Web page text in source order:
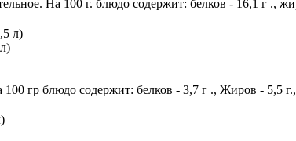
На 100 г. блюдо содержит: белков - 16,1 г .,
гр блюдо содержит: белков - 3,7 г ., Жиров - 5,5